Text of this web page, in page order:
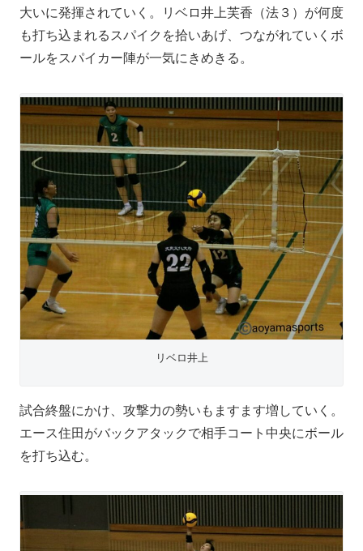
大いに発揮されていく。リベロ井上芙香（法３）が何度
も打ち込まれるスパイクを拾いあげ、つながれていくボ
ールをスパイカー陣が一気にきめきる。
リベロ井上
試合終盤にかけ、攻撃力の勢いもますます増していく。
エース住田がバックアタックで相手コート中央にボール
を打ち込む。